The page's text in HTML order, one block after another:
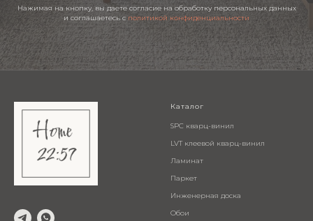
Нажимая на кнопку, вы даете согласие на обработку персональных данных
и соглашаетесь c политикой конфиденциальности
Каталог
SPC кварц-винил
LVT клеевой кварц-винил
Ламинат
Паркет
Инженерная доска
Обои